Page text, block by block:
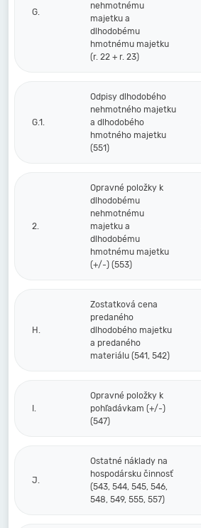
G.
nehmotnému
majetku a
dlhodobému
hmotnému majetku
(r. 22 + r. 23)
G.1.
Odpisy dlhodobého
nehmotného majetku
a dlhodobého
hmotného majetku
(551)
2.
Opravné položky k
dlhodobému
nehmotnému
majetku a
dlhodobému
hmotnému majetku
(+/-) (553)
H.
Zostatková cena
predaného
dlhodobého majetku
a predaného
materiálu (541, 542)
I.
Opravné položky k
pohľadávkam (+/-)
(547)
J.
Ostatné náklady na
hospodársku činnosť
(543, 544, 545, 546,
548, 549, 555, 557)